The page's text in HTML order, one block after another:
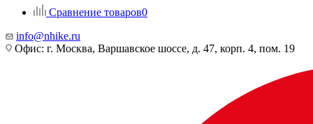
Сравнение товаров0
info@nhike.ru
Офис: г. Москва, Варшавское шоссе, д. 47, корп. 4, пом. 19